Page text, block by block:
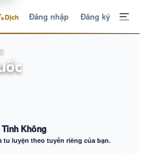
Dịch Đăng nhập Đăng ký
Tinh Không
tu luyện theo tuyến riêng của bạn.